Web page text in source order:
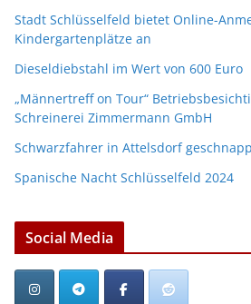
Stadt Schlüsselfeld bietet Online-
Kindergartenplätze an
Dieseldiebstahl im Wert von 600 Euro
„Männertreff on Tour“
Schreinerei Zimmermann GmbH
Schwarzfahrer in Attelsdorf
Spanische Nacht Schlüsselfeld 2024
Social Media